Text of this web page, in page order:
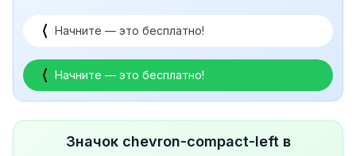
Начните — это бесплатно!
Начните — это бесплатно!
Значок chevron-compact-left в